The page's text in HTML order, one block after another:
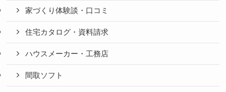
家づくり体験談・口コミ
住宅カタログ・資料請求
ハウスメーカー・工務店
間取ソフト